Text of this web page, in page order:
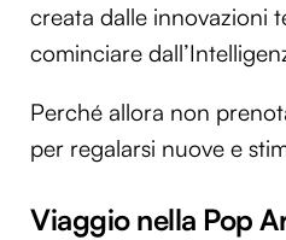
creata dalle innovazioni
cominciare
Perché allora non
per regalarsi nuove e
Viaggio nella Pop